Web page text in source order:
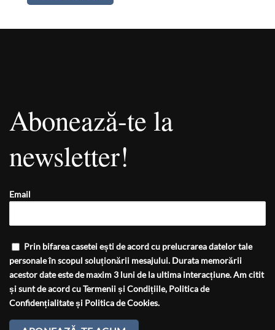
Abonează-te la
newsletter!
Email
Prin bifarea casetei ești de acord cu prelucrarea datelor tale
personale în scopul soluționării mesajului. Durata memorării
acestor date este de maxim 3 luni de la ultima interacțiune. Am citit
și sunt de acord cuTermenii și Condițiile, Politica de
Confidențialitateși Politica de Cookies.